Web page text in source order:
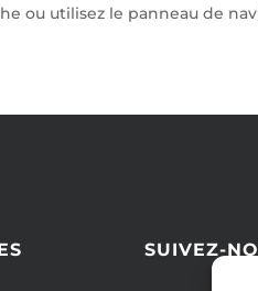
ou utilisez le panneau de
SUIVEZ-